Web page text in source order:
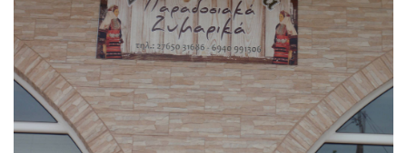
Τρικολόρε με σπανάκι